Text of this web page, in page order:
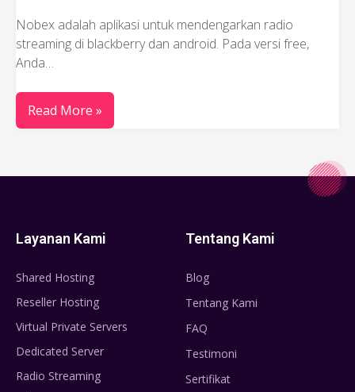
Nobex adalah aplikasi untuk mendengarkan radio
streaming di blackberry dan android. Pada versi free,
Anda…
Read More »
Layanan Kami
Shared Hosting
Reseller Hosting
Virtual Private Servers
Dedicated Server
Radio Streaming
Tentang Kami
Blog
Tentang Kami
FAQ
Testimoni
Sertifikat